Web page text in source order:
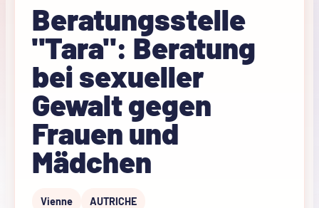
Beratungsstelle
"Tara": Beratung
bei sexueller
Gewalt gegen
Frauen und
Mädchen
Vienne AUTRICHE